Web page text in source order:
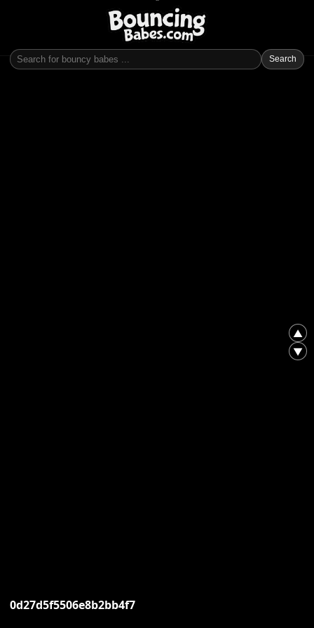
Search
▲
▼
0d27d5f5506e8b2bb4f7